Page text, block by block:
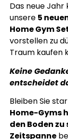
Das neue Jahr
unsere 5
Home Gym
vorstellen zu
Traum kaufen
Keine
entscheidet
Bleiben Sie
Home-Gyms
den Boden zu
Zeitspanne